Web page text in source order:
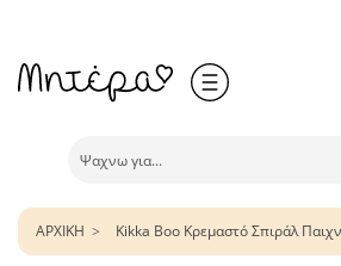
ΑΡΧΙΚΗ Kikka Boo Κρεμαστό Σπιράλ